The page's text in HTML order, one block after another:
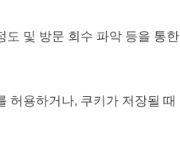
도 및 방문 회수 파악 등을 통한
허용하거나, 쿠키가 저장될 때